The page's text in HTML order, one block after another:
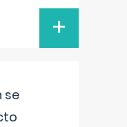
+
se